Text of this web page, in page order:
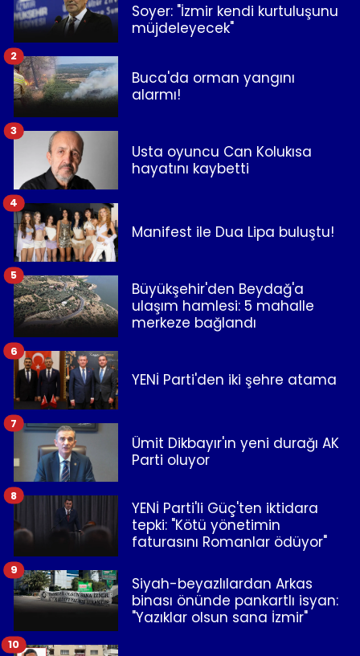
Soyer: "İzmir kendi kurtuluşunu
müjdeleyecek"
Buca'da orman yangını
alarmı!
2
Usta oyuncu Can Kolukısa
hayatını kaybetti
3
Manifest ile Dua Lipa buluştu!
4
Büyükşehir'den Beydağ'a
ulaşım hamlesi: 5 mahalle
merkeze bağlandı
5
YENİ Parti'den iki şehre atama
6
Ümit Dikbayır'ın yeni durağı AK
Parti oluyor
7
YENİ Parti'li Güç'ten iktidara
tepki: "Kötü yönetimin
faturasını Romanlar ödüyor"
8
Siyah-beyazlılardan Arkas
binası önünde pankartlı isyan:
"Yazıklar olsun sana İzmir"
9
10